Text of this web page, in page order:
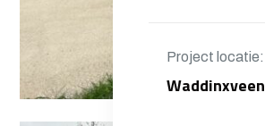
Project locatie:
Waddinxveen